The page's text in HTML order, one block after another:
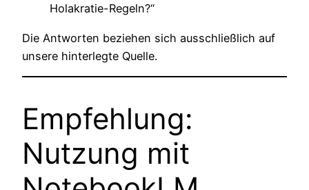
Holakratie-Regeln?“
Die Antworten beziehen sich ausschließlich auf
unsere hinterlegte Quelle.
Empfehlung:
Nutzung mit